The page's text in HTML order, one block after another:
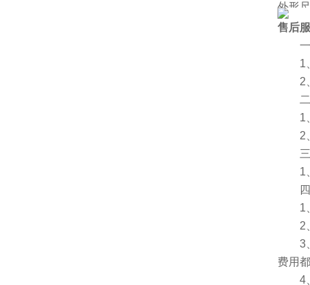
外形
净重
厂家
售后
一
1、
2、
二
1、
2、
三
1、
四
1、
2、
3、
费用
4、